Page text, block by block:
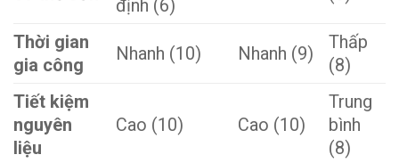
định (6)
Thời gian
gia công
Nhanh (10) Nhanh (9)
Thấp
(8)
Tiết kiệm
nguyên
liệu
Cao (10) Cao (10)
Trung
bình
(8)